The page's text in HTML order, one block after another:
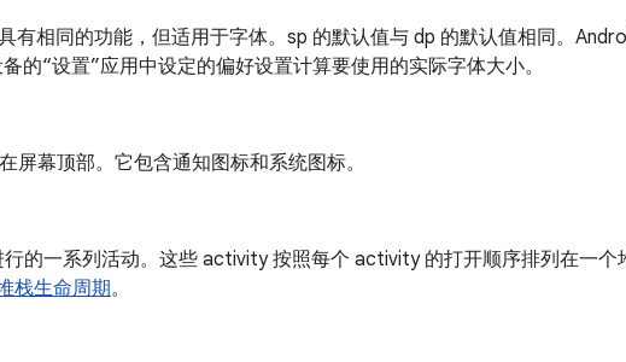
有相同的功能，但适用于字体。sp 的默认值与 dp 的默认值相同。
的“设置”应用中设定的偏好设置计算要使用的实际字体大小。
屏幕顶部。它包含通知图标和系统图标。
的一系列活动。这些 activity 按照每个 activity 的打开顺序排列在一个
栈生命周期。